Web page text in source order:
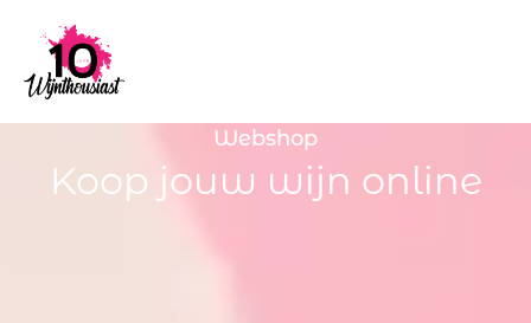
Webshop
Koop jouw wijn online